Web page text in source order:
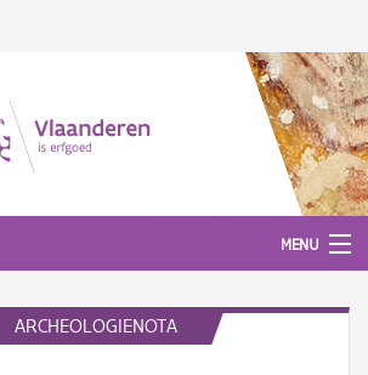
MENU
ARCHEOLOGIENOTA